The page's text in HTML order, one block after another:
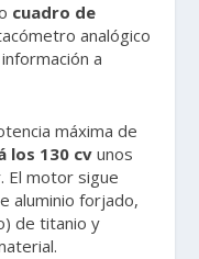
cuadro de
analógico
a
máxima de
los 130 cv unos
El motor sigue
aluminio forjado,
de titanio y